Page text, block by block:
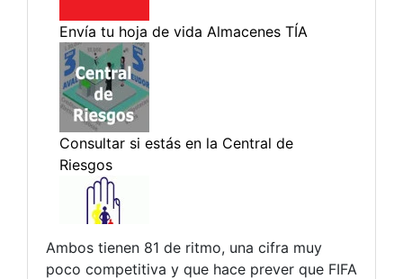
Ambos tienen 81 de ritmo, una cifra muy
poco competitiva y que hace prever que FIFA